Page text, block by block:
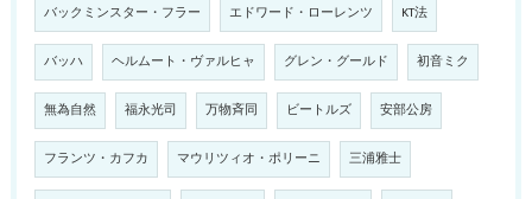
バックミンスター・フラー エドワード・ローレンツ KT法
バッハ ヘルムート・ヴァルヒャ グレン・グールド 初音ミク
無為自然 福永光司 万物斉同 ビートルズ 安部公房
フランツ・カフカ マウリツィオ・ポリーニ 三浦雅士